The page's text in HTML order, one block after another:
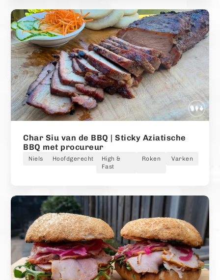
Char Siu van de BBQ | Sticky Aziatische
BBQ met procureur
Niels Hoofdgerecht
High &
Fast
Roken Varken